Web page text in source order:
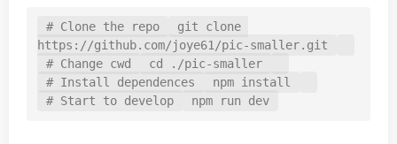
# Clone the repo git
clone
https://github.com/joye61/pic-smaller.git
# Change cwd
cd
./pic-smaller
# Install dependences
npm install
# Start to develop
npm run dev